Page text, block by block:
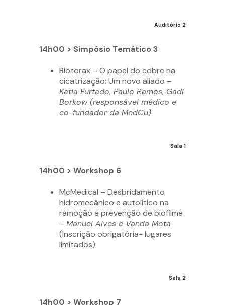
Auditório 2
14h00 > Simpósio Temático 3
Biotorax – O papel do cobre na
cicatrização: Um novo aliado –
Katia Furtado, Paulo Ramos, Gadi
Borkow (responsável médico e
co-fundador da MedCu)
Sala 1
14h00 > Workshop 6
McMedical – Desbridamento
hidromecânico e autolítico na
remoção e prevenção de biofilme
– Manuel Alves e Vanda Mota
(Inscrição obrigatória- lugares
limitados)
Sala 2
14h00 > Workshop 7